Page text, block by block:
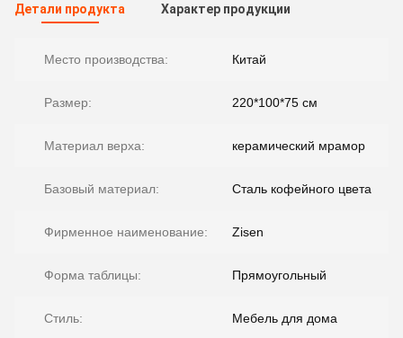
Детали продукта Характер продукции
Место производства: Китай
Размер: 220*100*75 см
Материал верха: керамический мрамор
Базовый материал: Сталь кофейного цвета
Фирменное наименование: Zisen
Форма таблицы: Прямоугольный
Стиль: Мебель для дома